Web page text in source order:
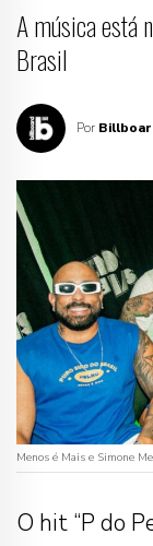
A música está
Brasil
Por
Menos é Mais e Simone
O hit “P do